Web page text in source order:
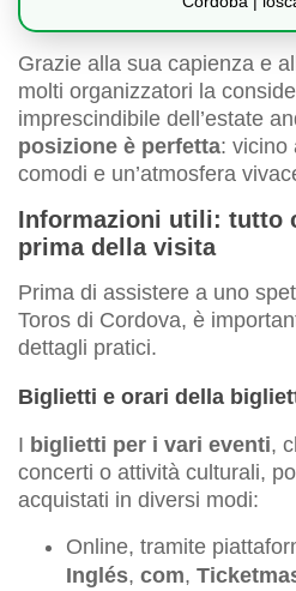
Grazie alla sua capienza e
molti organizzatori la
imprescindibile dell’estate
posizione è perfetta: vicino
comodi e un’atmosfera
Informazioni utili: tutto
prima della visita
Prima di assistere a uno
Toros di Cordova, è
dettagli pratici.
Biglietti e orari della
I biglietti per i vari eventi,
concerti o attività culturali,
acquistati in diversi modi:
Online, tramite
Inglés, com,